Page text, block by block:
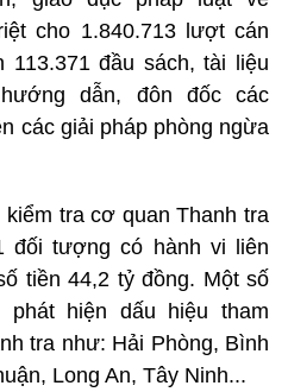
cho 1.840.713 lượt cán
113.371 đầu sách, tài liệu
dẫn, đôn đốc các
các giải pháp phòng ngừa
tra cơ quan Thanh tra
đối tượng có hành vi liên
tiền 44,2 tỷ đồng. Một số
hiện dấu hiệu tham
tra như: Hải Phòng, Bình
Long An, Tây Ninh...